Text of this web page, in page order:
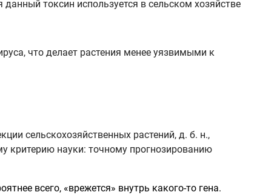
токсин используется в сельском хозяйстве
что делает растения менее уязвимыми к
сельскохозяйственных растений, д. б. н.,
критерию науки: точному прогнозированию
всего, «врежется» внутрь какого-то гена.